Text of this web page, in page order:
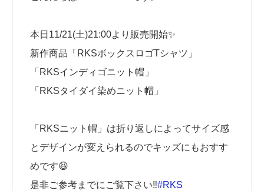
本日11/21(土)21:00より販売開始✨
新作商品「RKSボックスロゴTシャツ」
「RKSインディゴニット帽」
「RKSタイダイ染めニット帽」
「RKSニット帽」は折り返しによってサイズ感
とデザインが変えられるのでキッズにもおすす
めです😆
是非ご参考までにご覧下さい‼️#RKS